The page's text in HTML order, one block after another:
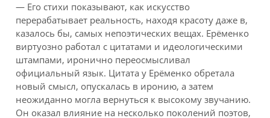
— Его стихи показывают, как искусство
перерабатывает реальность, находя красоту даже в,
казалось бы, самых непоэтических вещах. Ерёменко
виртуозно работал с цитатами и идеологическими
штампами, иронично переосмысливал
официальный язык. Цитата у Ерёменко обретала
новый смысл, опускалась в иронию, а затем
неожиданно могла вернуться к высокому звучанию.
Он оказал влияние на несколько поколений поэтов,